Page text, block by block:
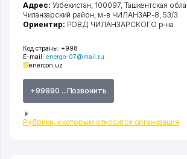
Код страны: +998
E-mail: energo-07@mail.ru
enercon.uz
+99890 ...Позвонить
Рубрики, к которым относится организация
Адрес: Узбекистан, 100097, Ташкентская
Чиланзарский район, м-в ЧИЛАНЗАР-8, 53/3
Ориентир: РОВД ЧИЛАНЗАРСКОГО р-на